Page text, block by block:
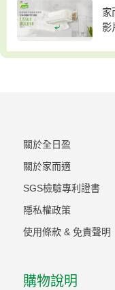
家
影
關於全日盈
關於家而適
SGS檢驗專利證書
隱私權政策
使用條款 & 免責聲明
購物說明